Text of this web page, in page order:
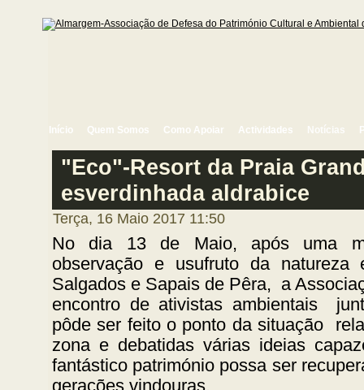
Início Quem Somos Como Apoiar Actividades Notícias
"Eco"-Resort da Praia
esverdinhada aldrabice
Terça, 16 Maio 2017 11:50
No dia 13 de Maio, após uma
observação e usufruto da
Salgados e Sapais de Pêra, a
encontro de ativistas ambientais
pôde ser feito o ponto da situação
zona e debatidas várias ideias
fantástico património possa ser
gerações vindouras.